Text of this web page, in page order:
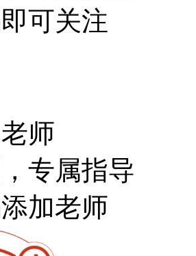
可关注
师
专属指导
加老师